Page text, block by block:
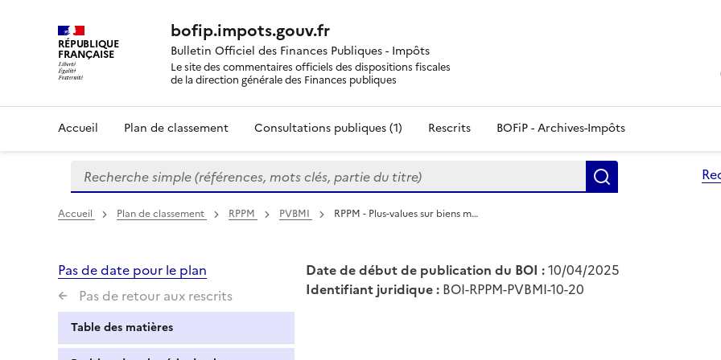
RÉPUBLIQUE
FRANÇAISE
bofip.impots.gouv.fr
Bulletin Officiel des Finances Publiques - Impôts
Le site des commentaires officiels des dispositions fiscales
de la direction générale des Finances publiques
Accueil Plan de classement Consultations publiques (1) Rescrits BOFiP - Archives-Impôts
Formulaire
de
recherche
Recherche simple (références, mots clés, partie du titre)
Accueil Plan de classement RPPM PVBMI RPPM - Plus-values sur biens m…
Pas de date pour le plan
Pas de retour aux rescrits
Table des matières
Date de début de publication du BOI :10/04/2025
Identifiant juridique : BOI-RPPM-PVBMI-10-20